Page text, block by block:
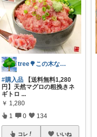
tree🌳この木なんの木🙆‍♀️🌳
#購入品 【送料無料1,280
円】天然マグロの粗挽きネ
ギトロ ...
￥ 1,280
1 0 134
コレ いいね